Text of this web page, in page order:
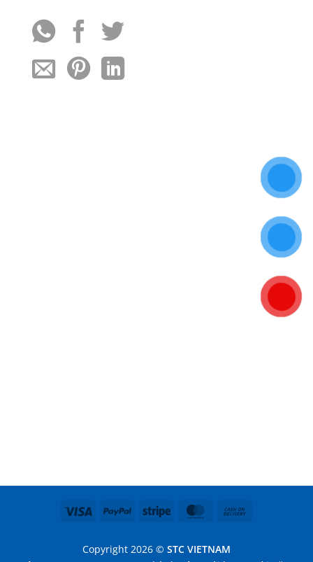
Visa PayPal Stripe MasterCard
Copyright 2026 © STC VIETNAM